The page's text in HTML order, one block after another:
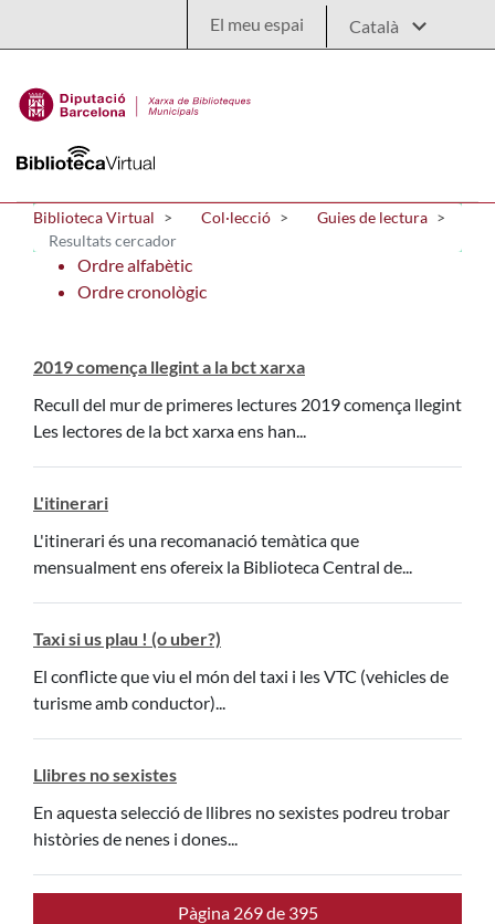
El meu espai
Biblioteca Virtual Col·lecció
Guies de lectura
Resultats cercador
Ordre alfabètic
Ordre cronològic
2019 comença llegint a la bct xarxa
Recull del mur de primeres lectures 2019 comença llegint
Les lectores de la bct xarxa ens han...
L'itinerari
L'itinerari és una recomanació temàtica que
mensualment ens ofereix la Biblioteca Central de...
Taxi si us plau ! (o uber?)
El conflicte que viu el món del taxi i les VTC (vehicles de
turisme amb conductor)...
Llibres no sexistes
En aquesta selecció de llibres no sexistes podreu trobar
històries de nenes i dones...
Pàgina 269 de 395